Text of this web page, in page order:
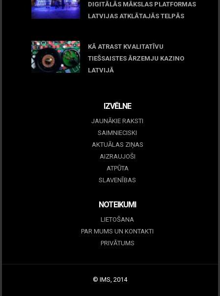
DIGITĀLĀS MĀKSLAS PLATFORMAS
LATVIJAS ATKLĀTAJĀS TELPĀS
KĀ ATRAST KVALITATĪVU
TIEŠSAISTES ĀRZEMJU KAZINO
LATVIJĀ
IZVĒLNE
JAUNĀKIE RAKSTI
SAIMNIECISKI
AKTUĀLAS ZIŅAS
AIZRAUJOŠI
ATPŪTA
SLAVENĪBAS
NOTEIKUMI
LIETOŠANA
PAR MUMS UN KONTAKTI
PRIVĀTUMS
© IMS, 2014